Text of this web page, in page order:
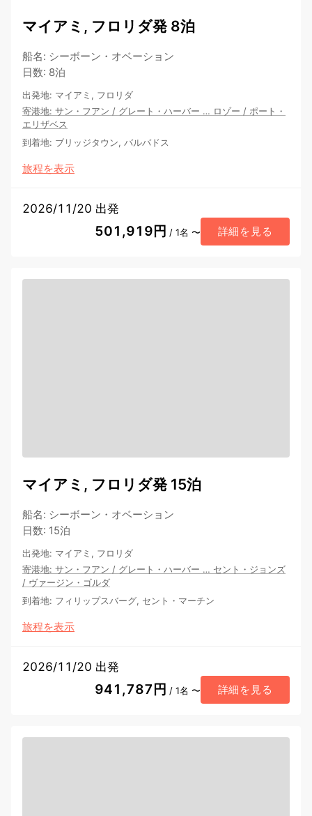
マイアミ, フロリダ発 8泊
船名: シーボーン・オベーション
日数: 8泊
出発地: マイアミ, フロリダ
寄港地: サン・フアン / グレート・ハーバー … ロゾー / ポート・
エリザベス
到着地: ブリッジタウン, バルバドス
旅程を表示
2026/11/20 出発
501,919円 / 1名 〜 詳細を見る
マイアミ, フロリダ発 15泊
船名: シーボーン・オベーション
日数: 15泊
出発地: マイアミ, フロリダ
寄港地: サン・フアン / グレート・ハーバー … セント・ジョンズ
/ ヴァージン・ゴルダ
到着地: フィリップスバーグ, セント・マーチン
旅程を表示
2026/11/20 出発
941,787円 / 1名 〜 詳細を見る